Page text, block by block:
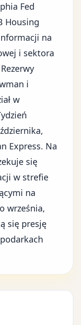
Fed
Housing
na
i sektora
i
w
Express. Na
się
w strefie
na
września,
się presję